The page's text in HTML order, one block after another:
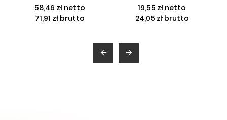
58,46 zł netto
71,91 zł brutto
19,55 zł netto
24,05 zł brutto
 